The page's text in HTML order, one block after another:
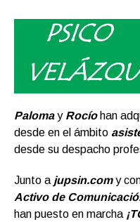
Palomay Rocíohan
desde en el ámbito
desde su despacho
Junto a jupsin.comy
Activo de
han puesto en marcha